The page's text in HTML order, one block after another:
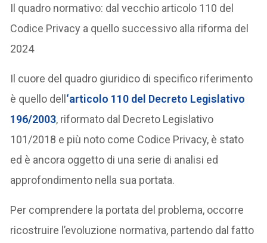
Il quadro normativo: dal vecchio articolo 110 del
Codice Privacy a quello successivo alla riforma del
2024
Il cuore del quadro giuridico di specifico riferimento
è quello dell‘articolo 110 del Decreto Legislativo
196/2003, riformato dal Decreto Legislativo
101/2018 e più noto come Codice Privacy, è stato
ed è ancora oggetto di una serie di analisi ed
approfondimento nella sua portata.
Per comprendere la portata del problema, occorre
ricostruire l’evoluzione normativa, partendo dal fatto